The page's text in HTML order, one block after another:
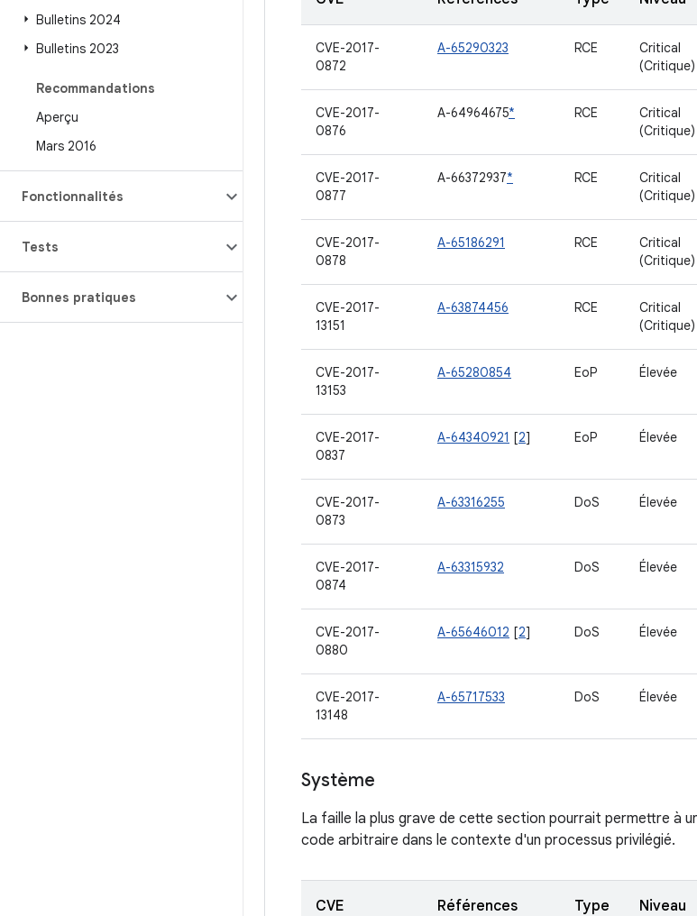
Bulletins 2024
Bulletins 2023
Recommandations
Aperçu
Mars 2016
Fonctionnalités
Tests
Bonnes pratiques
CVE-2017-
0872
A-65290323 RCE
Critical
(Critique)
CVE-2017-
0876
A-64964675* RCE
Critical
(Critique)
CVE-2017-
0877
A-66372937* RCE
Critical
(Critique)
CVE-2017-
0878
A-65186291 RCE
Critical
(Critique)
CVE-2017-
13151
A-63874456 RCE
Critical
(Critique)
CVE-2017-
13153
A-65280854 EoP Élevée
CVE-2017-
0837
A-64340921 [2] EoP Élevée
CVE-2017-
0873
A-63316255 DoS Élevée
CVE-2017-
0874
A-63315932 DoS Élevée
CVE-2017-
0880
A-65646012 [2] DoS Élevée
CVE-2017-
13148
A-65717533 DoS Élevée
Système
La faille la plus grave de cette section pourrait permettre à
code arbitraire dans le contexte d'un processus privilégié.
CVE Références Type Niveau